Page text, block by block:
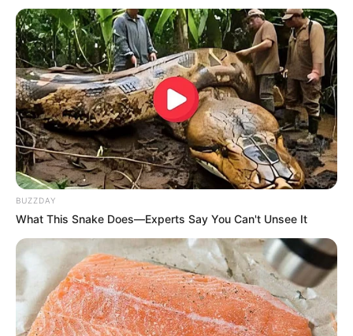
TAGS
ΣΕΙΣΜΟΣ
BUZZDAY
What This Snake Does—Experts Say You Can't Unsee It